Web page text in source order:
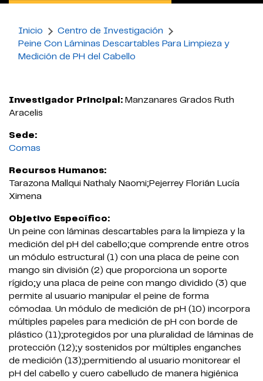
Inicio
Centro de Investigación
Peine Con Láminas Descartables Para Limpieza y
Medición de PH del Cabello
Investigador Principal: Manzanares Grados Ruth
Aracelis
Sede:
Comas
Recursos Humanos:
Tarazona Mallqui Nathaly Naomi;Pejerrey Florián Lucía
Ximena
Objetivo Específico:
Un peine con láminas descartables para la limpieza y la
medición del pH del cabello;que comprende entre otros
un módulo estructural (1) con una placa de peine con
mango sin división (2) que proporciona un soporte
rígido;y una placa de peine con mango dividido (3) que
permite al usuario manipular el peine de forma
cómodaa. Un módulo de medición de pH (10) incorpora
múltiples papeles para medición de pH con borde de
plástico (11);protegidos por una pluralidad de láminas de
protección (12);y sostenidos por múltiples enganches
de medición (13);permitiendo al usuario monitorear el
pH del cabello y cuero cabelludo de manera higiénica